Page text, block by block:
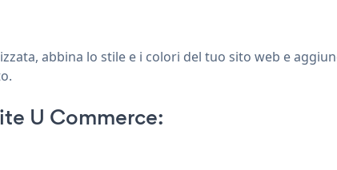
abbina lo stile e i colori del tuo sito web e
U Commerce: